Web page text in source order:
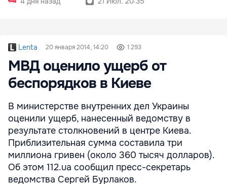
Lenta 20 января 2014, 14:20 1 293
МВД оценило ущерб от
беспорядков в Киеве
В министерстве внутренних дел Украины
оценили ущерб, нанесенный ведомству в
результате столкновений в центре Киева.
Приблизительная сумма составила три
миллиона гривен (около 360 тысяч долларов).
Об этом 112.ua сообщил пресс-секретарь
ведомства Сергей Бурлаков.